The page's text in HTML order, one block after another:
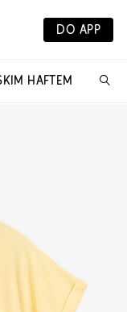
DO APP
HAFTEM